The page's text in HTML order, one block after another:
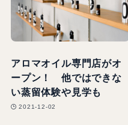
アロマオイル専門店がオ
ープン！ 他ではできな
い蒸留体験や見学も
2021-12-02